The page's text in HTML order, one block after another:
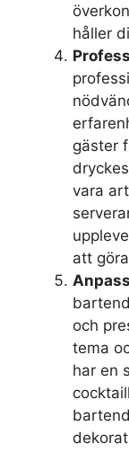
håller
gäster
vara
att
och
tema
har en